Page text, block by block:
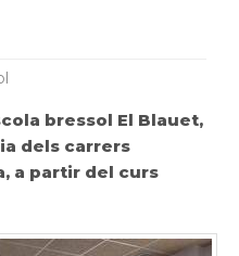
bressol El Blauet,
dels carrers
a partir del curs